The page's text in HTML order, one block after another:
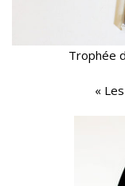
Trophée
«